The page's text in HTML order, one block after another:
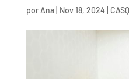
porAna| Nov 18, 2024|